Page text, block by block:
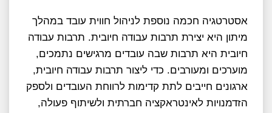
אסטרטגיה חכמה נוספת לניהול חווית עובד במהלך
מיתון היא יצירת תרבות עבודה חיובית. תרבות עבודה
חיובית היא תרבות שבה עובדים מרגישים נתמכים,
מוערכים ומעורבים. כדי ליצור תרבות עבודה חיובית,
ארגונים חייבים לתת קדימות לרווחת העובדים ולספק
הזדמנויות לאינטראקציה חברתית ולשיתוף פעולה,